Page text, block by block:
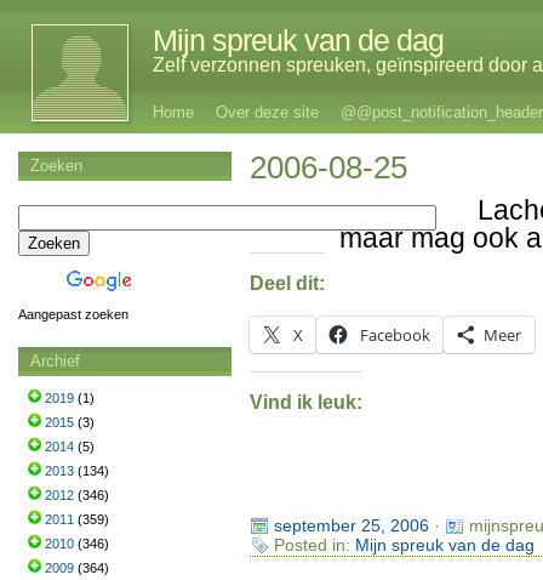
Mijn spreuk van de dag
Zelf verzonnen spreuken, geïnspireerd door
Home Over deze site @@post_notification_header
2006-08-25
maar mag ook
Deel dit:
X Facebook Meer
Vind ik leuk:
september 25, 2006·
Posted in: Mijn spreuk van de dag
Zoeken
Aangepast zoeken
Archief
2019 (1)
2015 (3)
2014 (5)
2013 (134)
2012 (346)
2011 (359)
2010 (346)
2009 (364)